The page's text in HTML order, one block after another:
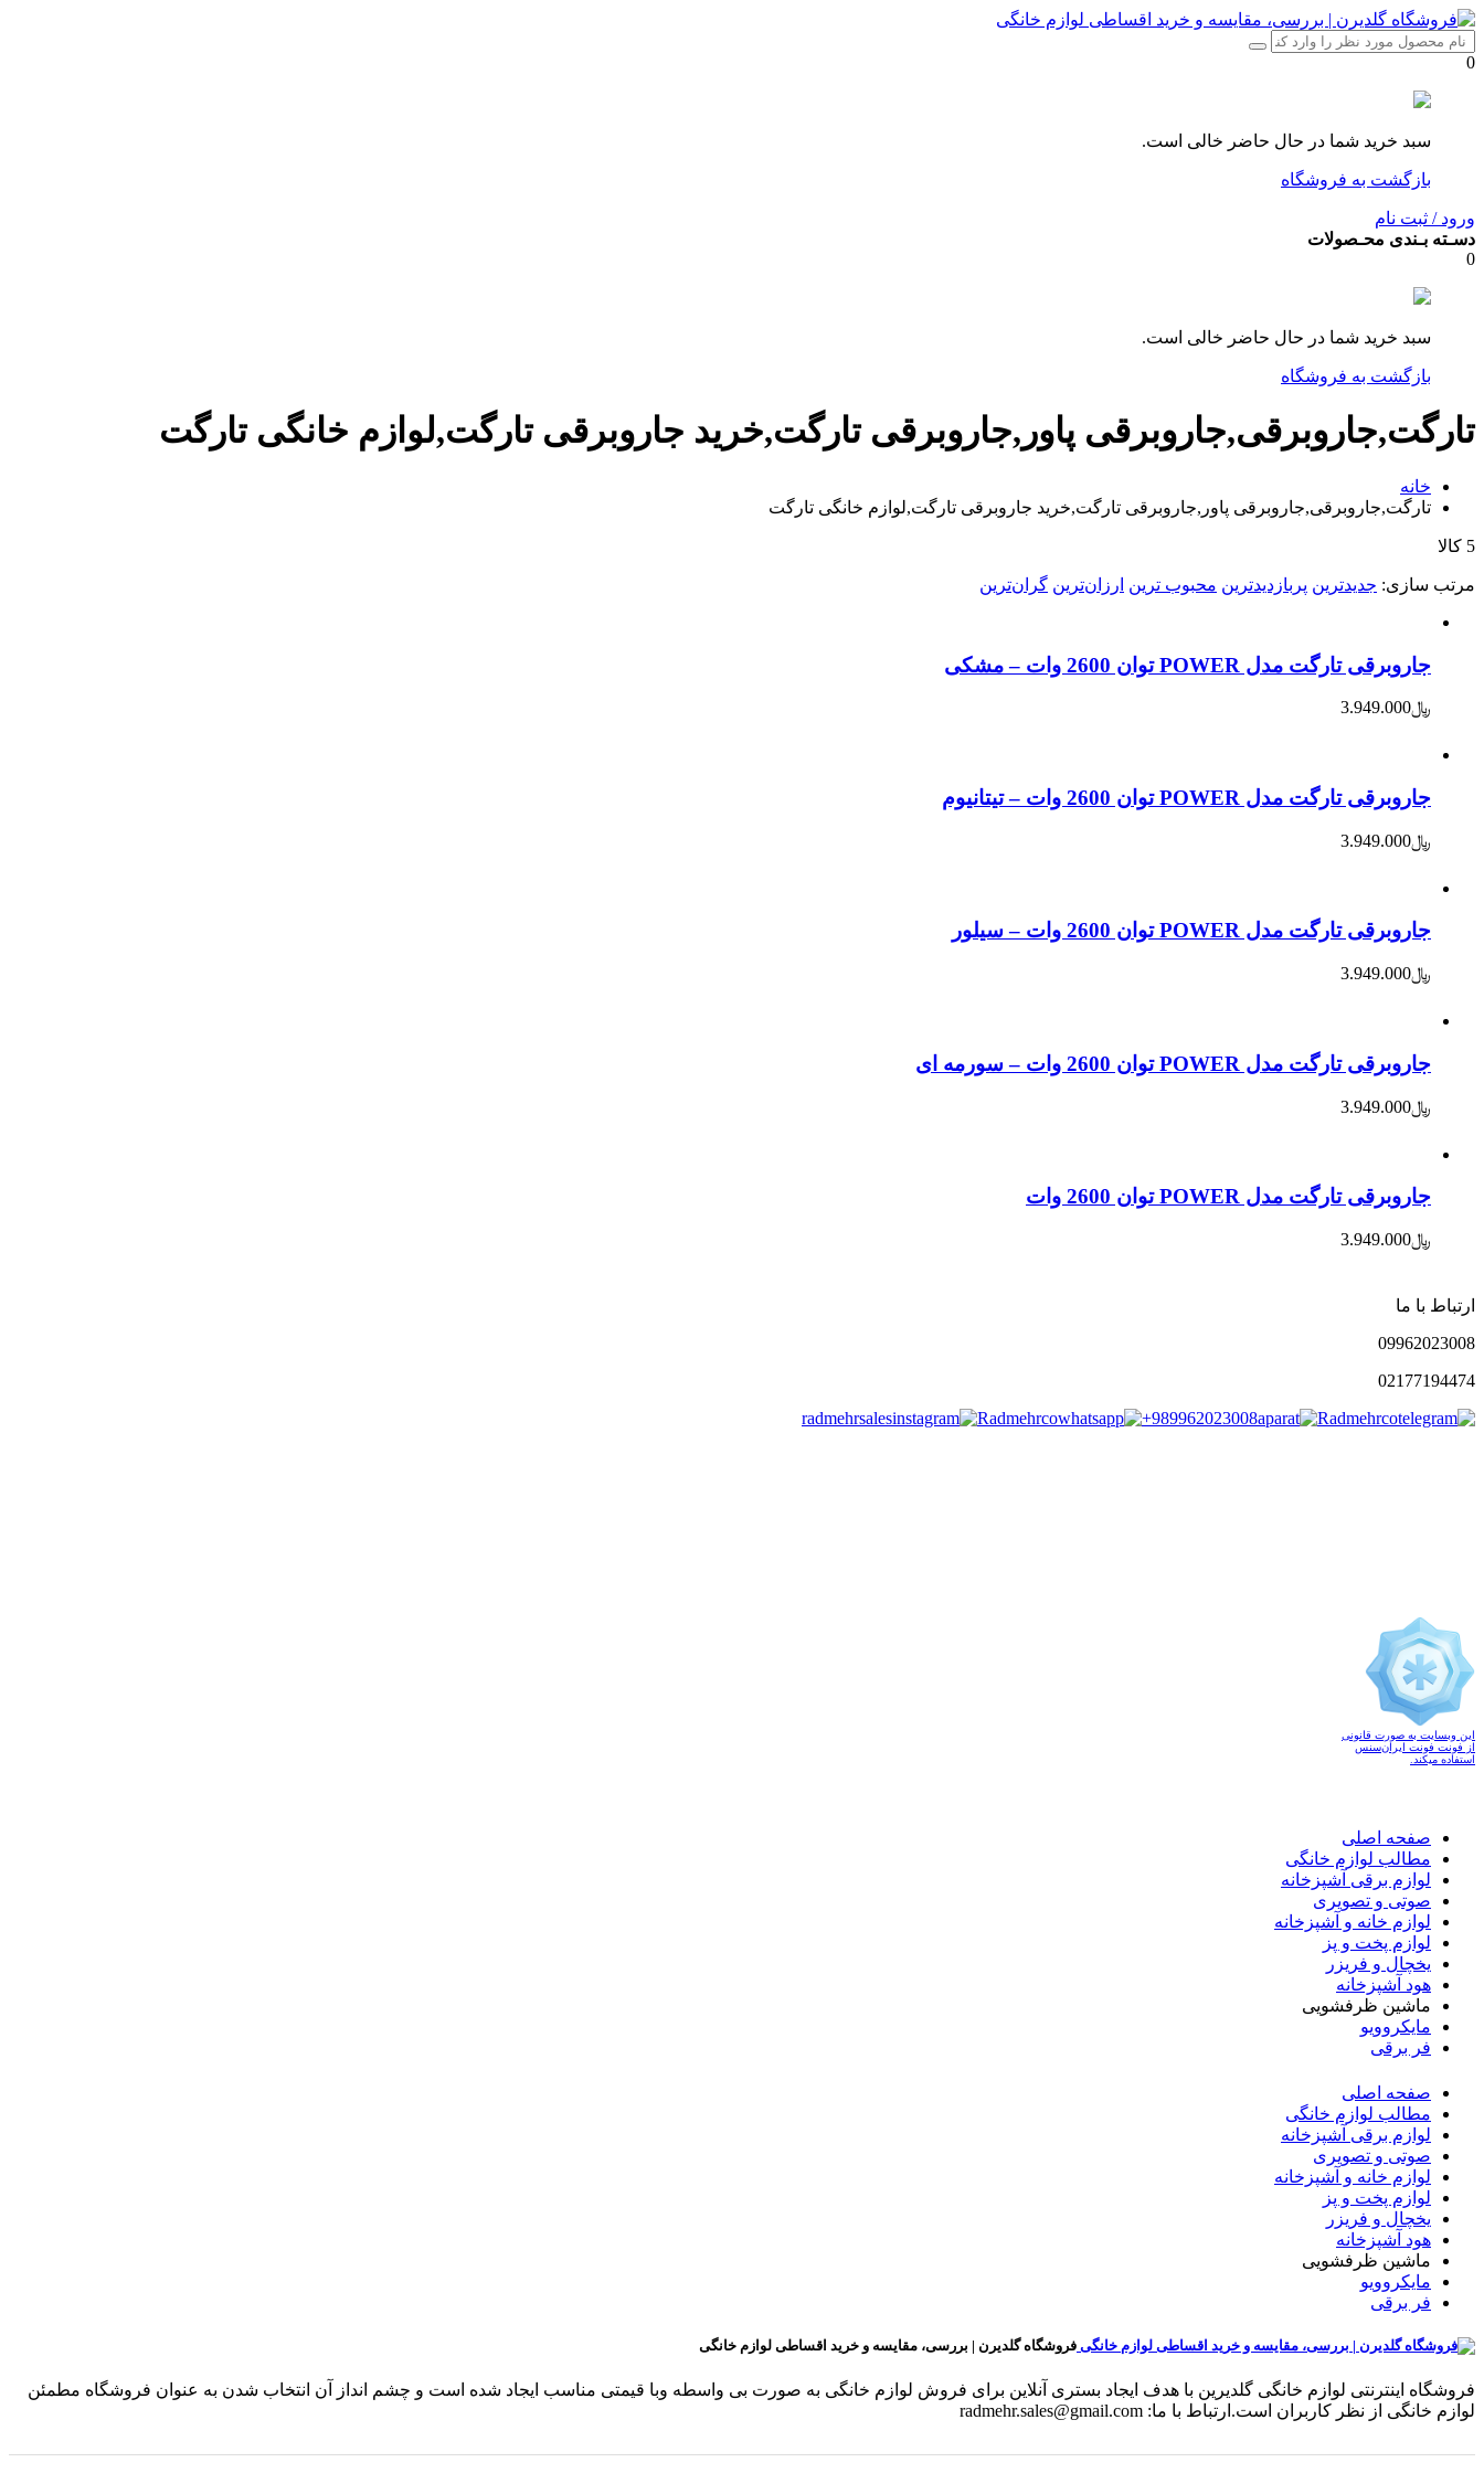
0
سبد خرید شما در حال حاضر خالی است.
بازگشت به فروشگاه
ورود / ثبت نام
دسـته بـندی محـصولات
0
سبد خرید شما در حال حاضر خالی است.
بازگشت به فروشگاه
تارگت,جاروبرقی,جاروبرقی پاور,جاروبرقی تارگت,خرید جاروبرقی تارگت,لوازم خانگی تارگت
خانه
تارگت,جاروبرقی,جاروبرقی پاور,جاروبرقی تارگت,خرید جاروبرقی تارگت,لوازم خانگی تارگت
5 کالا
مرتب‌ سازی: جدیدترین پربازدیدترین محبوب ترین ارزان‌ترین گران‌ترین
جاروبرقی تارگت مدل POWER توان 2600 وات – مشکی
﷼3.949.000
جاروبرقی تارگت مدل POWER توان 2600 وات – تیتانیوم
﷼3.949.000
جاروبرقی تارگت مدل POWER توان 2600 وات – سیلور
﷼3.949.000
جاروبرقی تارگت مدل POWER توان 2600 وات – سورمه ای
﷼3.949.000
جاروبرقی تارگت مدل POWER توان 2600 وات
﷼3.949.000
ارتباط با ما
09962023008
021 77194474
radmehrsales
Radmehrco +989962023008 Radmehrco
این وبسایت به صورت قانونی
از فونت فونت ایران‌سنس
استفاده میکند.
صفحه اصلی
مطالب لوازم خانگی
لوازم برقی آشپزخانه
صوتی و تصویری
لوازم خانه و آشپزخانه
لوازم پخت و پز
یخچال و فریزر
هود آشپزخانه
ماشین ظرفشویی
مایکروویو
فر برقی
صفحه اصلی
مطالب لوازم خانگی
لوازم برقی آشپزخانه
صوتی و تصویری
لوازم خانه و آشپزخانه
لوازم پخت و پز
یخچال و فریزر
هود آشپزخانه
ماشین ظرفشویی
مایکروویو
فر برقی
فروشگاه گلدیرن | بررسی، مقایسه و خرید اقساطی لوازم خانگی
فروشگاه اینترنتی لوازم خانگی گلدیرین با هدف ایجاد بستری آنلاین برای فروش لوازم خانگی به صورت بی واسطه وبا قیمتی مناسب ایجاد شده است و چشم انداز آن انتخاب شدن به عنوان فروشگاه مطمئن
لوازم خانگی از نظر کاربران است.ارتباط با ما: radmehr.sales@gmail.com